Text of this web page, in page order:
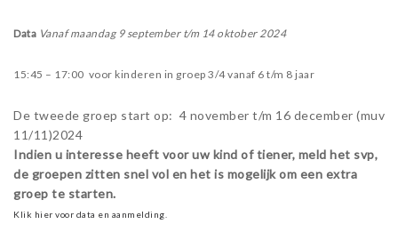
Data Vanaf maandag 9 september t/m 14 oktober 2024
15:45 – 17:00 voor kinderen in groep 3/4 vanaf 6 t/m 8 jaar
De tweede groep start op: 4 november t/m 16 december (muv
11/11)2024
Indien u interesse heeft voor uw kind of tiener, meld het svp,
de groepen zitten snel vol en het is mogelijk om een extra
groep te starten.
Klik hier voor data en aanmelding.